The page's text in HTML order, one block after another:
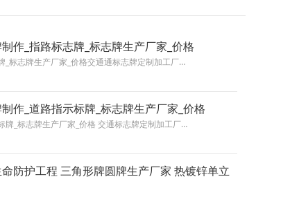
作_指路标志牌_标志牌生产厂家_价格
_标志牌生产厂家_价格交通通标志牌定制加工厂…
作_道路指示标牌_标志牌生产厂家_价格
牌_标志牌生产厂家_价格 交通标志牌定制加工厂…
防护工程 三角形牌圆牌生产厂家 热镀锌单立